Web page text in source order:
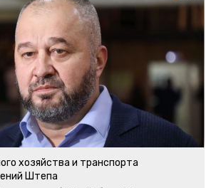
хозяйства и транспорта
Штепа